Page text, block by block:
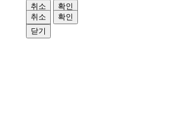
취소
확인
닫기
취소
확인
닫기